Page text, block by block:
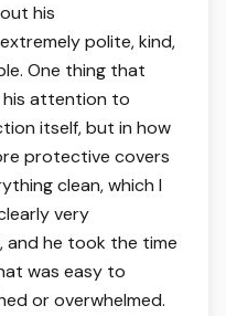
his
polite, kind,
One thing that
attention to
itself, but in how
protective covers
clean, which I
very
and he took the time
was easy to
or overwhelmed.